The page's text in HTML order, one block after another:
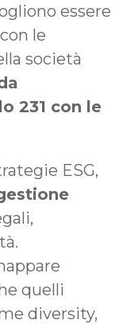
essere
le
società
231 con le
ESG,
quelli
diversity,